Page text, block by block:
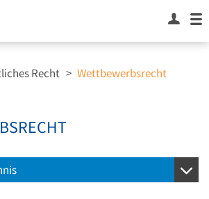
Recht > Wettbewerbsrecht